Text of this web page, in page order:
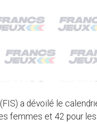
a dévoilé le
femmes et 42 pour les